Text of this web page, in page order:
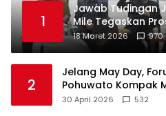
1
Jawab Tudingan
Mile Tegaskan
Jabatan
18 Maret 2026 970
2
Jelang May Day,
Pohuwato Kompak
Ditunda
30 April 2026 532